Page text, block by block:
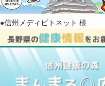
●信州メディビトネット 様